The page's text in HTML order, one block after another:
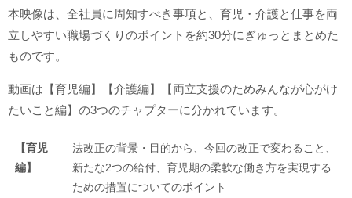
本映像は、全社員に周知すべき事項と、育児・介護と仕事を両
立しやすい職場づくりのポイントを約30分にぎゅっとまとめた
ものです。
動画は【育児編】【介護編】【両立支援のためみんなが心がけ
たいこと編】の3つのチャプターに分かれています。
【育児
編】
法改正の背景・目的から、今回の改正で変わること、
新たな2つの給付、育児期の柔軟な働き方を実現する
ための措置についてのポイント